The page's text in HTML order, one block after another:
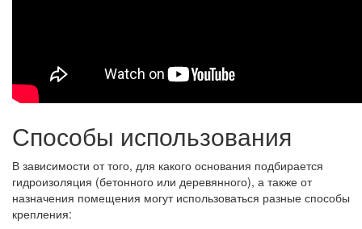
Способы использования
В зависимости от того, для какого основания подбирается
гидроизоляция (бетонного или деревянного), а также от
назначения помещения могут использоваться разные способы
крепления: